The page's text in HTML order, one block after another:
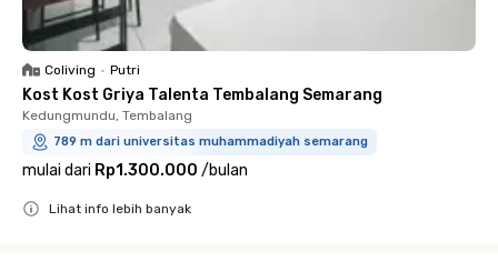
Coliving • Putri
Kost Kost Griya Talenta Tembalang Semarang
Kedungmundu, Tembalang
789 m dari universitas muhammadiyah semarang
mulai dari Rp1.300.000 /bulan
Lihat info lebih banyak